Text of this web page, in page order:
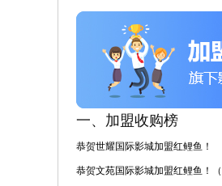
一、加盟收购榜
恭贺世耀国际影城加盟红鲤鱼
恭贺文苑国际影城加盟红鲤鱼！（